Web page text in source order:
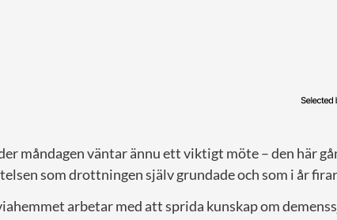
måndagen väntar ännu ett viktigt möte – den här
som drottningen själv grundade och som i år
arbetar med att sprida kunskap om